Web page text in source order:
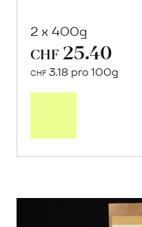
2 x 400g
CHF 25.40
CHF 3.18 pro 100g